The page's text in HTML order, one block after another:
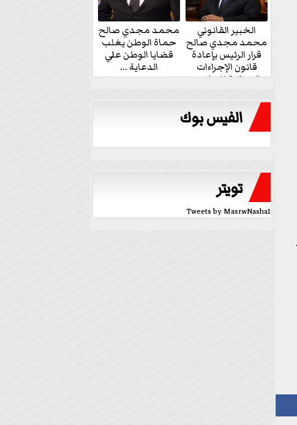
الخبير القانوني
محمد مجدي صالح
قرار الرئيس بإعادة
قانون الإجراءات
الجنائية للنواب...
محمد مجدي صالح
حماة الوطن يغلب
قضايا الوطن علي
الدعاية ...
الفيس بوك
تويتر
Tweets by MasrwNasha1